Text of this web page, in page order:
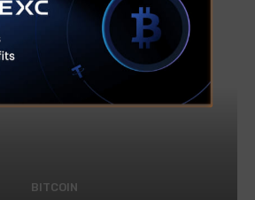
BITCOIN